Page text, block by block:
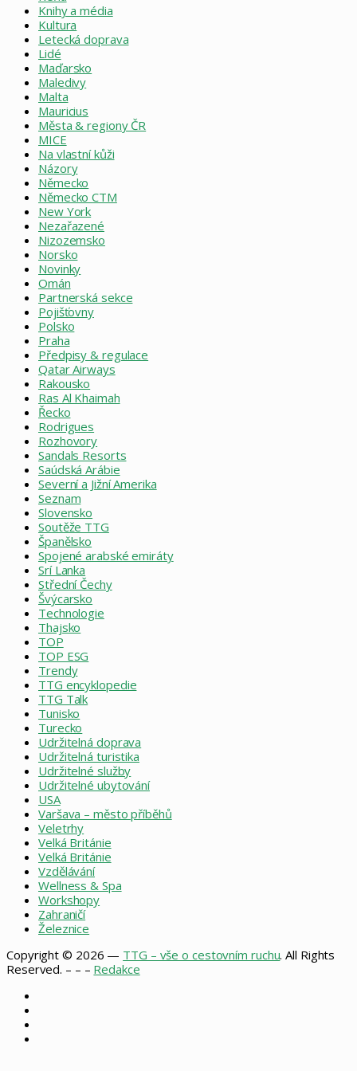
Knihy a média
Kultura
Letecká doprava
Lidé
Maďarsko
Maledivy
Malta
Mauricius
Města & regiony ČR
MICE
Na vlastní kůži
Názory
Německo
Německo CTM
New York
Nezařazené
Nizozemsko
Norsko
Novinky
Omán
Partnerská sekce
Pojišťovny
Polsko
Praha
Předpisy & regulace
Qatar Airways
Rakousko
Ras Al Khaimah
Řecko
Rodrigues
Rozhovory
Sandals Resorts
Saúdská Arábie
Severní a Jižní Amerika
Seznam
Slovensko
Soutěže TTG
Španělsko
Spojené arabské emiráty
Srí Lanka
Střední Čechy
Švýcarsko
Technologie
Thajsko
TOP
TOP ESG
Trendy
TTG encyklopedie
TTG Talk
Tunisko
Turecko
Udržitelná doprava
Udržitelná turistika
Udržitelné služby
Udržitelné ubytování
USA
Varšava – město příběhů
Veletrhy
Velká Británie
Velká Británie
Vzdělávání
Wellness & Spa
Workshopy
Zahraničí
Železnice
Copyright © 2026 — TTG – vše o cestovním ruchu. All Rights
Reserved. – – – Redakce